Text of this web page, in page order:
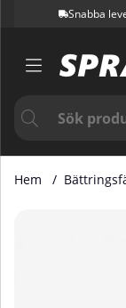
Snabba
Hem